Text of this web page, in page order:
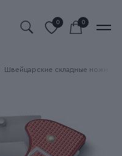
0 0
Швейцарские складные ножи